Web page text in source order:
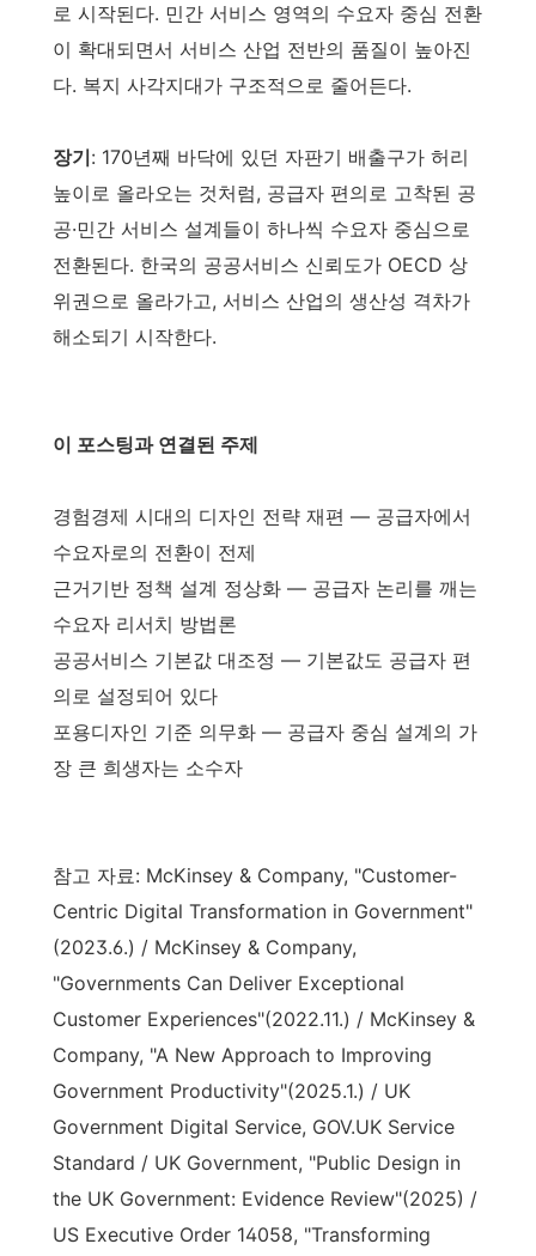
로 시작된다. 민간 서비스 영역의 수요자 중심 전환
이 확대되면서 서비스 산업 전반의 품질이 높아진
다. 복지 사각지대가 구조적으로 줄어든다.
장기: 170년째 바닥에 있던 자판기 배출구가 허리
높이로 올라오는 것처럼, 공급자 편의로 고착된 공
공·민간 서비스 설계들이 하나씩 수요자 중심으로
전환된다. 한국의 공공서비스 신뢰도가 OECD 상
위권으로 올라가고, 서비스 산업의 생산성 격차가
해소되기 시작한다.
이 포스팅과 연결된 주제
경험경제 시대의 디자인 전략 재편 — 공급자에서
수요자로의 전환이 전제
근거기반 정책 설계 정상화 — 공급자 논리를 깨는
수요자 리서치 방법론
공공서비스 기본값 대조정 — 기본값도 공급자 편
의로 설정되어 있다
포용디자인 기준 의무화 — 공급자 중심 설계의 가
장 큰 희생자는 소수자
참고 자료: McKinsey & Company, "Customer-
Centric Digital Transformation in Government"
(2023.6.) / McKinsey & Company,
"Governments Can Deliver Exceptional
Customer Experiences"(2022.11.) / McKinsey &
Company, "A New Approach to Improving
Government Productivity"(2025.1.) / UK
Government Digital Service, GOV.UK Service
Standard / UK Government, "Public Design in
the UK Government: Evidence Review"(2025) /
US Executive Order 14058, "Transforming